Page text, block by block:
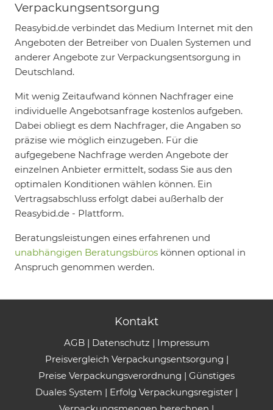
Verpackungsentsorgung
Reasybid.de verbindet das Medium Internet mit den
Angeboten der Betreiber von Dualen Systemen und
anderer Angebote zur Verpackungsentsorgung in
Deutschland.
Mit wenig Zeitaufwand können Nachfrager eine
individuelle Angebotsanfrage kostenlos aufgeben.
Dabei obliegt es dem Nachfrager, die Angaben so
präzise wie möglich einzugeben. Für die
aufgegebene Nachfrage werden Angebote der
einzelnen Anbieter ermittelt, sodass Sie aus den
optimalen Konditionen wählen können. Ein
Vertragsabschluss erfolgt dabei außerhalb der
Reasybid.de - Plattform.
Beratungsleistungen eines erfahrenen und
unabhängigen Beratungsbüros können optional in
Anspruch genommen werden.
Kontakt
AGB | Datenschutz | Impressum
Preisvergleich Verpackungsentsorgung |
Preise Verpackungsverordnung | Günstiges
Duales System | Erfolg Verpackungsregister |